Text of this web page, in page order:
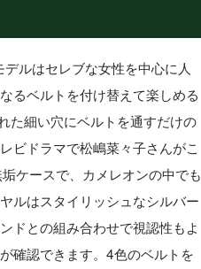
ルはセレブな女性を中心に人
るベルトを付け替えて楽しめる
た細い穴にベルトを通すだけの
ビドラマで松嶋菜々子さんがこ
ケースで、カメレオンの中でも
ルはスタイリッシュなシルバー
ドとの組み合わせで視認性もよ
確認できます。4色のベルトを